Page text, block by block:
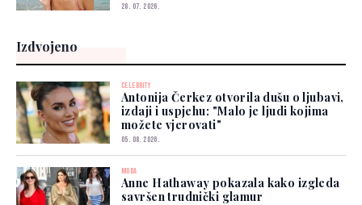
28. 07. 2026.
Izdvojeno
CELEBRITY
Antonija Čerkez otvorila dušu o ljubavi,
izdaji i uspjehu: "Malo je ljudi kojima
možete vjerovati"
05. 08. 2026.
MODA
Anne Hathaway pokazala kako izgleda
savršen trudnički glamur